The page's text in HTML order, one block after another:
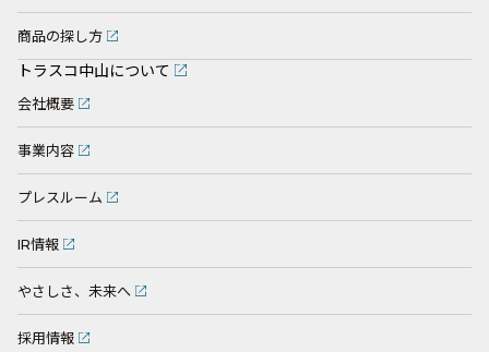
商品の探し方
トラスコ中山について
会社概要
事業内容
プレスルーム
IR情報
やさしさ、未来へ
採用情報